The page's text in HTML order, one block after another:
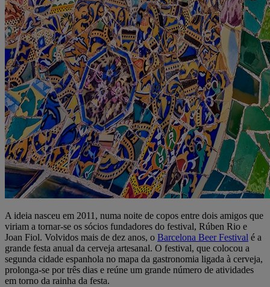
A ideia nasceu em 2011, numa noite de copos entre dois amigos que
viriam a tornar-se os sócios fundadores do festival, Rúben Rio e
Joan Fiol. Volvidos mais de dez anos, o Barcelona Beer Festival é a
grande festa anual da cerveja artesanal. O festival, que colocou a
segunda cidade espanhola no mapa da gastronomia ligada à cerveja,
prolonga-se por três dias e reúne um grande número de atividades
em torno da rainha da festa.